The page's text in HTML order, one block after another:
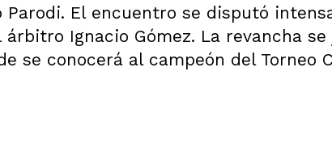
Parodi. El encuentro se disputó
árbitro Ignacio Gómez. La revancha
se conocerá al campeón del Torneo